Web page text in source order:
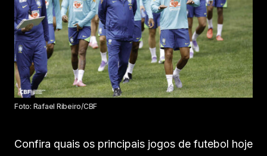
Foto: Rafael Ribeiro/CBF
Confira quais os principais jogos de futebol hoje